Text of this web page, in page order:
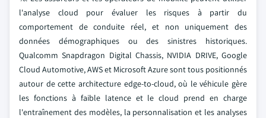
l'analyse cloud pour évaluer les risques à partir du
comportement de conduite réel, et non uniquement des
données démographiques ou des sinistres historiques.
Qualcomm Snapdragon Digital Chassis, NVIDIA DRIVE, Google
Cloud Automotive, AWS et Microsoft Azure sont tous positionnés
autour de cette architecture edge-to-cloud, où le véhicule gère
les fonctions à faible latence et le cloud prend en charge
l'entraînement des modèles, la personnalisation et les analyses